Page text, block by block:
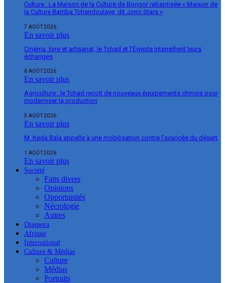
Culture : La Maison de la Culture de Bongor rebaptisée « Maison de
la Culture Bamba Tchandoulaye, dit Jorio Stars »
7 AOÛT 2026
En savoir plus
Cinéma, livre et artisanat, le Tchad et l’Égypte intensifient leurs
échanges
6 AOÛT 2026
En savoir plus
Agriculture : le Tchad reçoit de nouveaux équipements chinois pour
moderniser la production
5 AOÛT 2026
En savoir plus
M. Keda Bala appelle à une mobilisation contre l’avancée du désert
1 AOÛT 2026
En savoir plus
Société
Faits divers
Opinions
Opportunités
Nécrologie
Autres
Diaspora
Afrique
International
Culture & Médias
Culture
Médias
Portraits